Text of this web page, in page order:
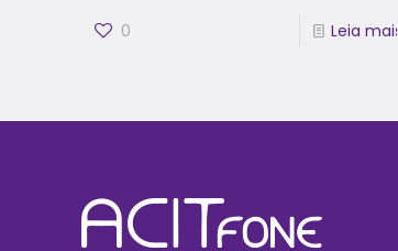
0 Leia mais